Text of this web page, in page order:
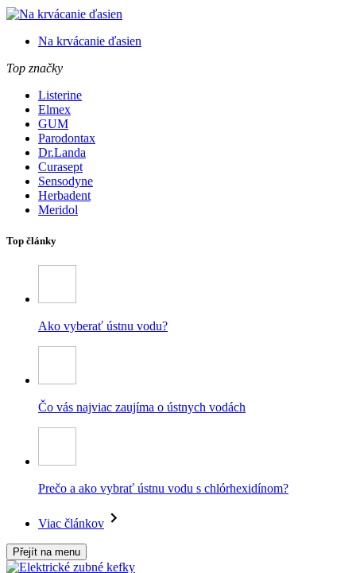
Na krvácanie ďasien
Top značky
Listerine
Elmex
GUM
Parodontax
Dr.Landa
Curasept
Sensodyne
Herbadent
Meridol
Top články
Ako vyberať ústnu vodu?
Čo vás najviac zaujíma o ústnych vodách
Prečo a ako vybrať ústnu vodu s chlórhexidínom?
Viac článkov
Přejít na menu